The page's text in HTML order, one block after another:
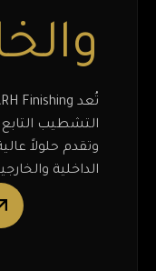
وتقدم حلولاً
الداخلية